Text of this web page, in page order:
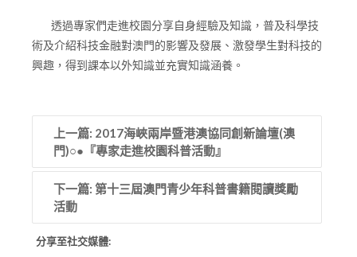
透過專家們走進校園分享自身經驗及知識，普及科學技
術及介紹科技金融對澳門的影響及發展、激發學生對科技的
興趣，得到課本以外知識並充實知識涵養。
上一篇: 2017海峽兩岸暨港澳協同創新論壇(澳
門)○●『專家走進校園科普活動』
下一篇: 第十三屆澳門青少年科普書籍閱讀獎勵
活動
分享至社交媒體: